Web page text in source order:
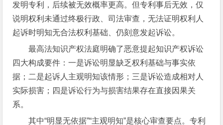
发明专利，后续被无效概率更高。但专利事后无效，仅
说明权利未通过终极行政、司法审查，无法证明权利人
起诉时明知无合法权利基础、仍刻意发起诉讼。
最高法知识产权法庭明确了恶意提起知识产权诉讼
四大构成要件：一是诉讼明显缺乏权利基础与事实依
据；二是起诉人主观明知该情形；三是诉讼造成相对人
实际损害；四是诉讼行为与损害结果存在直接因果关
系。
其中“明显无依据”“主观明知”是核心审查要点。专利